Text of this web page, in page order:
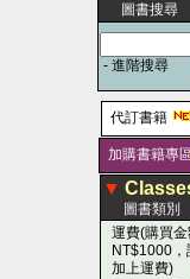
圖書搜尋
- 進階搜尋
代訂書籍
加購書籍專
▼
圖書類別
運費(購買
NT$1000，
加上運費)